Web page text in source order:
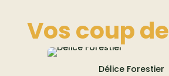
Vos coup de
Délice Forestier